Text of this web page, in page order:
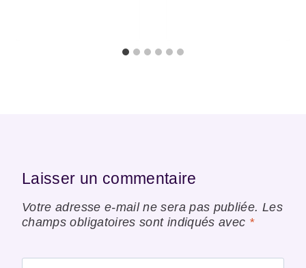
Laisser un commentaire
Votre adresse e-mail ne sera pas publiée. Les
champs obligatoires sont indiqués avec *